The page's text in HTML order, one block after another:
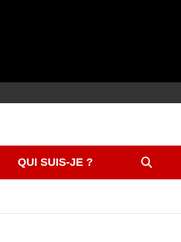
QUI SUIS-JE ?